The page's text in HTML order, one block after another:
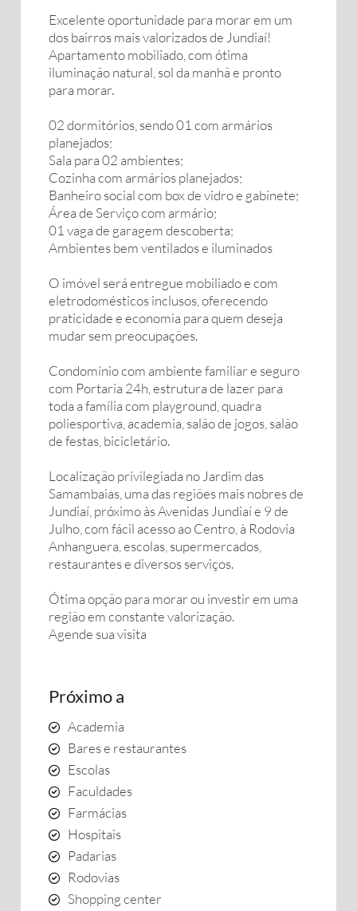
Excelente oportunidade para morar em um
dos bairros mais valorizados de Jundiaí!
Apartamento mobiliado, com ótima
iluminação natural, sol da manhã e pronto
para morar.
02 dormitórios, sendo 01 com armários
planejados;
Sala para 02 ambientes;
Cozinha com armários planejados;
Banheiro social com box de vidro e gabinete;
Área de Serviço com armário;
01 vaga de garagem descoberta;
Ambientes bem ventilados e iluminados
️O imóvel será entregue mobiliado e com
eletrodomésticos inclusos, oferecendo
praticidade e economia para quem deseja
mudar sem preocupações.
Condomínio com ambiente familiar e seguro
com Portaria 24h, estrutura de lazer para
toda a família com playground, quadra
poliesportiva, academia, salão de jogos, salão
de festas, bicicletário.
Localização privilegiada no Jardim das
Samambaias, uma das regiões mais nobres de
Jundiaí, próximo às Avenidas Jundiaí e 9 de
Julho, com fácil acesso ao Centro, à Rodovia
Anhanguera, escolas, supermercados,
restaurantes e diversos serviços.
Ótima opção para morar ou investir em uma
região em constante valorização.
Agende sua visita
Próximo a
Academia
Bares e restaurantes
Escolas
Faculdades
Farmácias
Hospitais
Padarias
Rodovias
Shopping center